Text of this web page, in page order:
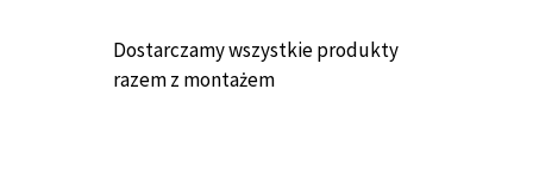
Dostarczamy wszystkie produkty
razem z montażem